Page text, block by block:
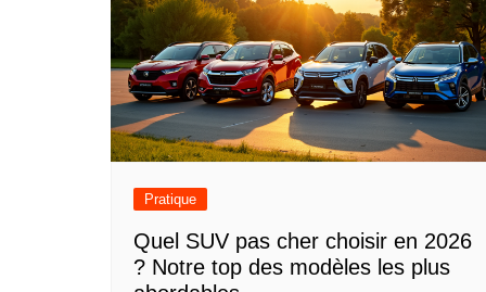
Pratique
Quel SUV pas cher choisir en 2026
? Notre top des modèles les plus